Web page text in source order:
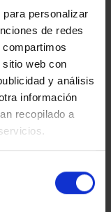
personalizar
de redes
web con
y análisis
información
recopilado a
SUSCRIPCIÓN
DE
2
949,00 €
para usuarios
registrados